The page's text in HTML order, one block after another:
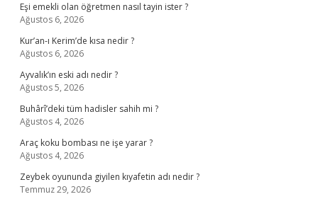
Eşi emekli olan öğretmen nasıl tayin ister ?
Ağustos 6, 2026
Kur’an-ı Kerim’de kısa nedir ?
Ağustos 6, 2026
Ayvalık’ın eski adı nedir ?
Ağustos 5, 2026
Buhârî’deki tüm hadisler sahih mi ?
Ağustos 4, 2026
Araç koku bombası ne işe yarar ?
Ağustos 4, 2026
Zeybek oyununda giyilen kıyafetin adı nedir ?
Temmuz 29, 2026